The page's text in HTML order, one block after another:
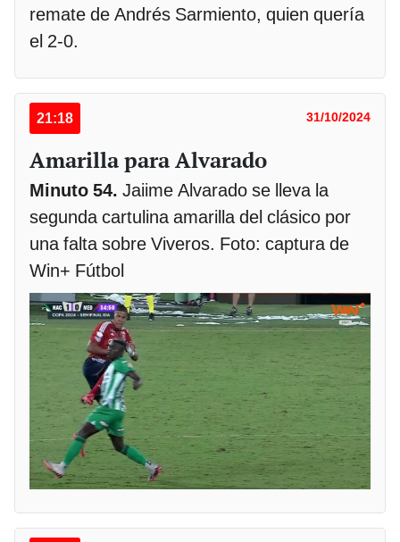
remate de Andrés Sarmiento, quien quería
el 2-0.
21:18 31/10/2024
Amarilla para Alvarado
Minuto 54. Jaiime Alvarado se lleva la
segunda cartulina amarilla del clásico por
una falta sobre Viveros. Foto: captura de
Win+ Fútbol